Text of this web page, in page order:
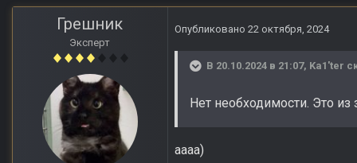
Грешник
Эксперт
Опубликовано 22 октября, 2024
В 20.10.2024 в 21:07, Ka1'ter
Нет необходимости. Это
аааа)